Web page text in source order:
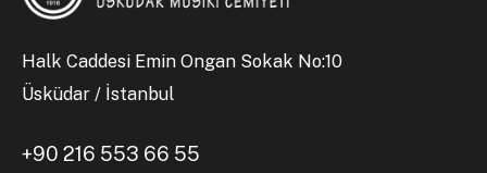
Halk Caddesi Emin Ongan Sokak No:10
Üsküdar / İstanbul
+90 216 553 66 55